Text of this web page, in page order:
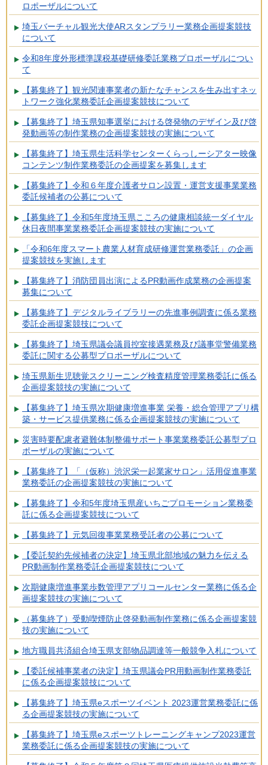
ロポーザルについて
埼玉バーチャル観光大使ARスタンプラリー業務企画提案競技
について
令和8年度外形標準課税基礎研修委託業務プロポーザルについ
て
【募集終了】観光関連事業者の新たなチャンスを生み出すネッ
トワーク強化業務委託企画提案競技について
【募集終了】埼玉県知事選挙における啓発物のデザイン及び啓
発動画等の制作業務の企画提案競技の実施について
【募集終了】埼玉県生活科学センターくらっしーシアター映像
コンテンツ制作業務委託の企画提案を募集します
【募集終了】令和６年度介護者サロン設置・運営支援事業業務
委託候補者の公募について
【募集終了】令和5年度埼玉県こころの健康相談統一ダイヤル
休日夜間事業業務委託企画提案競技の実施について
「令和6年度スマート農業人材育成研修運営業務委託」の企画
提案競技を実施します
【募集終了】消防団員出演によるPR動画作成業務の企画提案
募集について
【募集終了】デジタルライブラリーの先進事例調査に係る業務
委託企画提案競技について
【募集終了】埼玉県議会議員控室接遇業務及び議事堂警備業務
委託に関する公募型プロポーザルについて
埼玉県新生児聴覚スクリーニング検査精度管理業務委託に係る
企画提案競技の実施について
【募集終了】埼玉県次期健康増進事業 栄養・総合管理アプリ構
築・サービス提供業務に係る企画提案競技の実施について
災害時要配慮者避難体制整備サポート事業業務委託公募型プロ
ポーザルの実施について
【募集終了】「（仮称）渋沢栄一起業家サロン」活用促進事業
業務委託の企画提案競技の実施について
【募集終了】令和5年度埼玉県産いちごプロモーション業務委
託に係る企画提案競技について
【募集終了】元気回復事業業務受託者の公募について
【委託契約先候補者の決定】埼玉県北部地域の魅力を伝える
PR動画制作業務委託企画提案競技について
次期健康増進事業歩数管理アプリコールセンター業務に係る企
画提案競技の実施について
（募集終了）受動喫煙防止啓発動画制作業務に係る企画提案競
技の実施について
地方職員共済組合埼玉県支部物品調達等一般競争入札について
【委託候補事業者の決定】埼玉県議会PR用動画制作業務委託
に係る企画提案競技について
【募集終了】埼玉県eスポーツイベント 2023運営業務委託に係
る企画提案競技の実施について
【募集終了】埼玉県eスポーツトレーニングキャンプ2023運営
業務委託に係る企画提案競技の実施について